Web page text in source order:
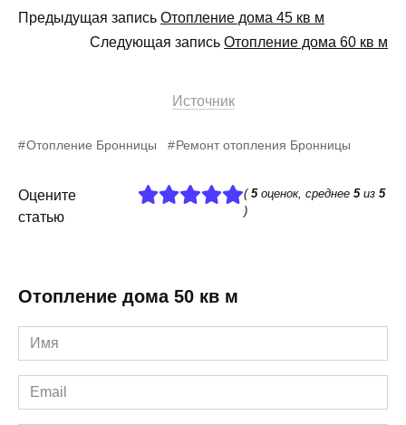
Предыдущая запись Отопление дома 45 кв м
Следующая запись Отопление дома 60 кв м
Источник
Отопление Бронницы Ремонт отопления Бронницы
Оцените
статью
(5оценок, среднее 5из 5
)
Отопление дома 50 кв м
Имя
*
Email
*